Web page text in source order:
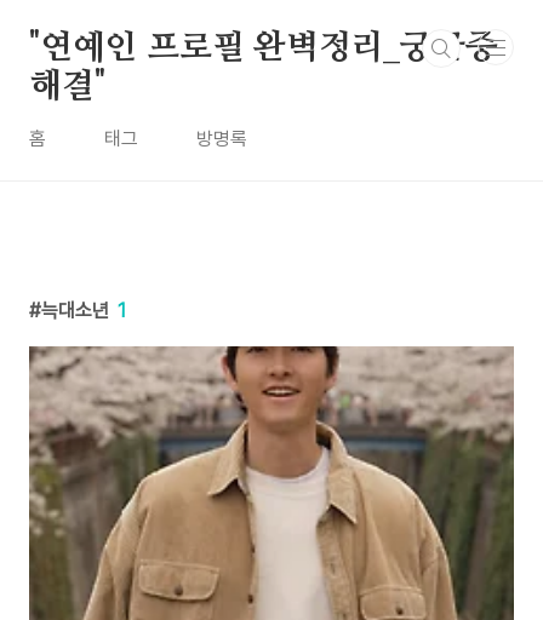
"연예인 프로필 완벽정리_궁금증
해결"
홈 태그 방명록
늑대소년 1